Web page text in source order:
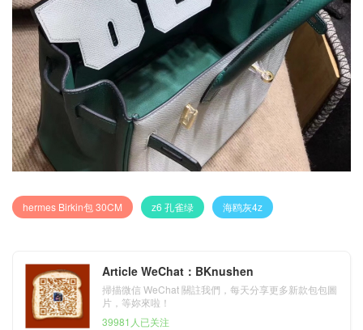
hermes Birkin包 30CM z6 孔雀绿 海鸥灰4z
Article WeChat：BKnushen
掃描微信 WeChat 關註我們，每天分享更多新款包包圖
片，等妳來啦！
39981人已关注